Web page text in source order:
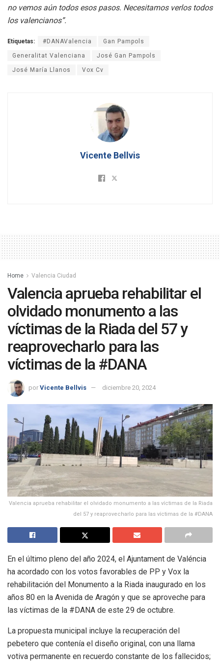
no vemos aún todos esos pasos. Necesitamos verlos todos
los valencianos”.
Etiquetas: #DANAValencia Gan Pampols
Generalitat Valenciana José Gan Pampols
José María Llanos Vox Cv
Vicente Bellvis
Home Valencia Ciudad
Valencia aprueba rehabilitar el
olvidado monumento a las
víctimas de la Riada del 57 y
reaprovecharlo para las
víctimas de la #DANA
por Vicente Bellvis diciembre 20, 2024
Valencia aprueba rehabilitar el olvidado monumento a las víctimas de la Riada
del 57 y reaprovecharlo para las víctimas de la #DANA
En el último pleno del año 2024, el Ajuntament de Valéncia
ha acordado con los votos favorables de PP y Vox la
rehabilitación del Monumento a la Riada inaugurado en los
años 80 en la Avenida de Aragón y que se aproveche para
las víctimas de la #DANA de este 29 de octubre.
La propuesta municipal incluye la recuperación del
pebetero que contenía el diseño original, con una llama
votiva permanente en recuerdo constante de los fallecidos;